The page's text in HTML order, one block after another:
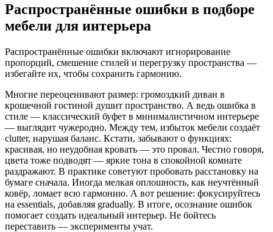
Распространённые ошибки в подборе
мебели для интерьера
Распространённые ошибки включают игнорирование
пропорций, смешение стилей и перегрузку пространства —
избегайте их, чтобы сохранить гармонию.
Многие переоценивают размер: громоздкий диван в
крошечной гостиной душит пространство. А ведь ошибка в
стиле — классический буфет в минималистичном интерьере
— выглядит чужеродно. Между тем, избыток мебели создаёт
clutter, нарушая баланс. Кстати, забывают о функциях:
красивая, но неудобная кровать — это провал. Честно говоря,
цвета тоже подводят — яркие тона в спокойной комнате
раздражают. В практике советуют пробовать расстановку на
бумаге сначала. Иногда мелкая оплошность, как неучтённый
ковёр, ломает всю гармонию. А вот решение: фокусируйтесь
на essentials, добавляя gradually. В итоге, осознание ошибок
помогает создать идеальный интерьер. Не бойтесь
переставить — эксперименты учат.